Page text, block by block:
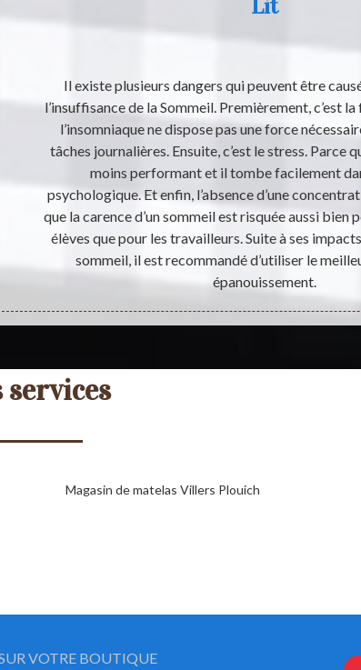
Lit
Il existe plusieurs dangers qui peuvent être
l’insuffisance de la Sommeil. Premièrement, c’est la
l’insomniaque ne dispose pas une force
tâches journalières. Ensuite, c’est le stress. Parce
moins performant et il tombe facilement
psychologique. Et enfin, l’absence d’une
que la carence d’un sommeil est risquée aussi bien
élèves que pour les travailleurs. Suite à ses
sommeil, il est recommandé d’utiliser le
épanouissement.
Magasin de matelas Villers Plouich
VOTRE BOUTIQUE